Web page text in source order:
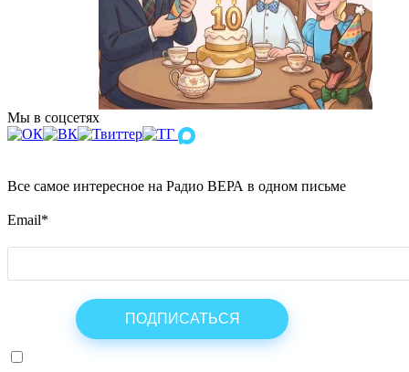
Мы в соцсетях
Все самое интересное на Радио ВЕРА в одном письме
Email*